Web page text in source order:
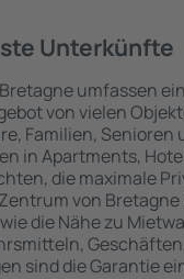
Unterkünfte
umfassen ein
von vielen
Familien, Senioren
in Apartments,
die maximale
von
die Nähe zu
sind die Garantie